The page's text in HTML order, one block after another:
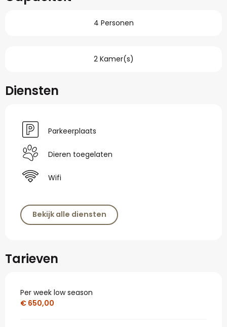
4 Personen
2 Kamer(s)
Diensten
Parkeerplaats
Dieren toegelaten
Wifi
Bekijk alle diensten
Tarieven
Per week low season
€ 650,00